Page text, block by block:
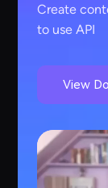
Create
to use API
View